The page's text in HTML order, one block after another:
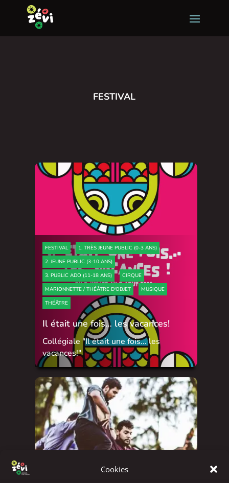
Cookies
FESTIVAL
FESTIVAL
1. TRÈS JEUNE PUBLIC (0-3 ANS)
2. JEUNE PUBLIC (3-10 ANS)
3. PUBLIC ADO (11-18 ANS)
CIRQUE
MARIONNETTE / THÉÂTRE D'OBJET
MUSIQUE
THÉÂTRE
Il était une fois… les vacances!
Collégiale "Il était une fois... les
vacances!"
1. TRÈS JEUNE PUBLIC (0-3 ANS)